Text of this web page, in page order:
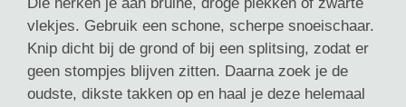
Die herken je aan bruine, droge plekken of zwarte
vlekjes. Gebruik een schone, scherpe snoeischaar.
Knip dicht bij de grond of bij een splitsing, zodat er
geen stompjes blijven zitten. Daarna zoek je de
oudste, dikste takken op en haal je deze helemaal